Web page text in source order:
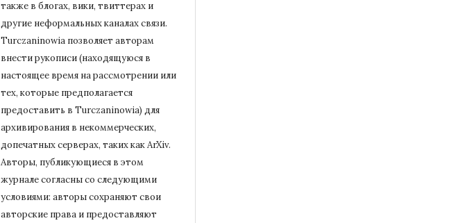
также в блогах, вики, твиттерах и
другие неформальных каналах связи.
Turczaninowiа позволяет авторам
внести рукописи (находящуюся в
настоящее время на рассмотрении или
тех, которые предполагается
предоставить в Turczaninowia) для
архивирования в некоммерческих,
допечатных серверах, таких как ArXiv.
Авторы, публикующиеся в этом
журнале согласны со следующими
условиями: авторы сохраняют свои
авторские права и предоставляют